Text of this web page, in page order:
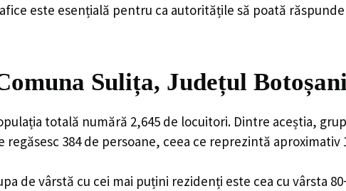
este esențială pentru ca autoritățile să poată
Sulița, Județul
totală numără 2,645 de locuitori. Dintre aceștia,
regăsesc 384 de persoane, ceea ce reprezintă
de vârstă cu cei mai puțini rezidenți este cea cu vârsta